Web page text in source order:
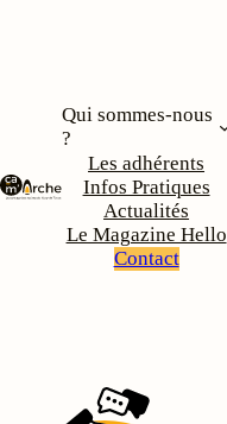
Qui sommes-nous
?
Les adhérents
Infos Pratiques
Actualités
Le Magazine Hello
Contact